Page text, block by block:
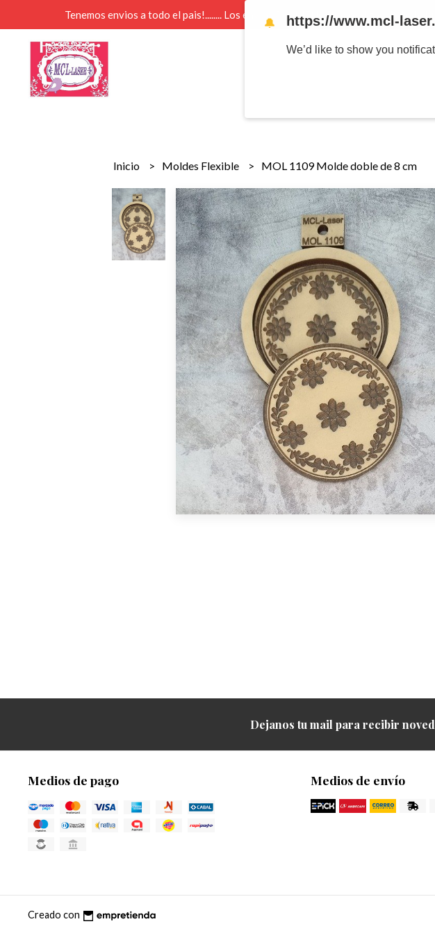
Tenemos envios a todo el pais!........ Los envios Por MENOR se realizan 48 hs
Inicio Moldes Flexible MOL 1109 Molde doble de 8 cm
Dejanos tu mail para recibir
Medios de pago Medios de envío
Creado con
🔔 https://www.mcl-
We’d like to show you